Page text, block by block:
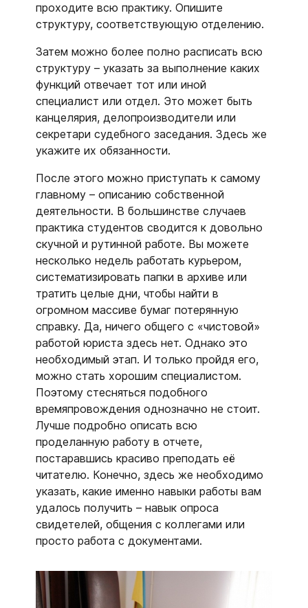
проходите всю практику. Опишите
структуру, соответствующую отделению.
Затем можно более полно расписать всю
структуру – указать за выполнение каких
функций отвечает тот или иной
специалист или отдел. Это может быть
канцелярия, делопроизводители или
секретари судебного заседания. Здесь же
укажите их обязанности.
После этого можно приступать к самому
главному – описанию собственной
деятельности. В большинстве случаев
практика студентов сводится к довольно
скучной и рутинной работе. Вы можете
несколько недель работать курьером,
систематизировать папки в архиве или
тратить целые дни, чтобы найти в
огромном массиве бумаг потерянную
справку. Да, ничего общего с «чистовой»
работой юриста здесь нет. Однако это
необходимый этап. И только пройдя его,
можно стать хорошим специалистом.
Поэтому стесняться подобного
времяпровождения однозначно не стоит.
Лучше подробно описать всю
проделанную работу в отчете,
постаравшись красиво преподать её
читателю. Конечно, здесь же необходимо
указать, какие именно навыки работы вам
удалось получить – навык опроса
свидетелей, общения с коллегами или
просто работа с документами.